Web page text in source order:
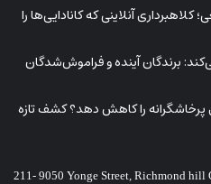
آنلاینی که کانادایی‌ها را
برندگان آینده و فراموش‌شدگان
را کاهش دهد؟ کشف تازه
211- 9050 Yonge Street, Richmond hill